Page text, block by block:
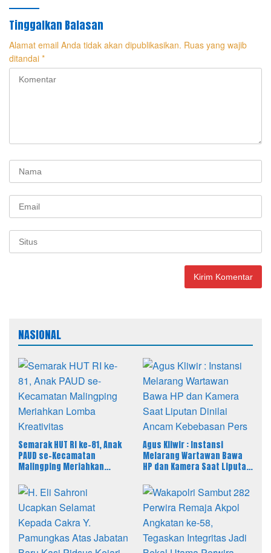
Tinggalkan Balasan
Alamat email Anda tidak akan dipublikasikan. Ruas yang wajib
ditandai *
NASIONAL
Semarak HUT RI ke-81, Anak
PAUD se-Kecamatan
Malingping Meriahkan
Agus Kliwir : Instansi
Melarang Wartawan Bawa
HP dan Kamera Saat Liputan
Pers